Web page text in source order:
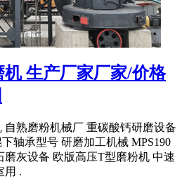
机 生产厂家厂家/价格
自熟磨粉机械厂 重碳酸钙研磨设备
轴承型号 研磨加工机械 MPS190
磨灰设备 欧版高压T型磨粉机 中速
用 .